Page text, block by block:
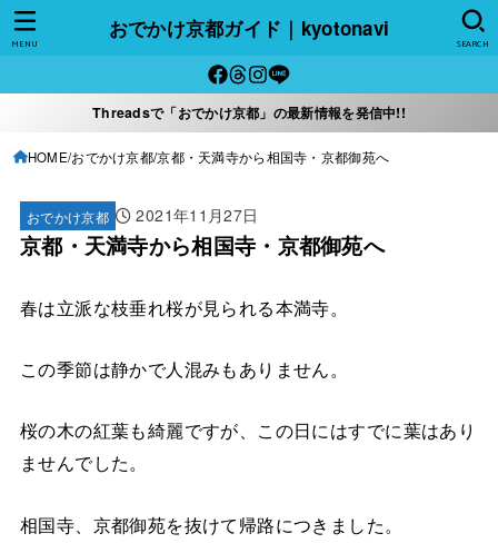
おでかけ京都ガイド｜kyotonavi
SEARCH
MENU
Threadsで「おでかけ京都」の最新情報を発信中!!
HOME おでかけ京都 京都・天満寺から相国寺・京都御苑へ
おでかけ京都 2021年11月27日
京都・天満寺から相国寺・京都御苑へ
春は立派な枝垂れ桜が見られる本満寺。
この季節は静かで人混みもありません。
桜の木の紅葉も綺麗ですが、この日にはすでに葉はあり
ませんでした。
相国寺、京都御苑を抜けて帰路につきました。